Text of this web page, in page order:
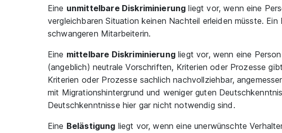
Eine unmittelbare Diskriminierung liegt vor, wenn eine
vergleichbaren Situation keinen Nachteil erleiden müsste.
schwangeren Mitarbeiterin.
Eine mittelbare Diskriminierungliegt vor, wenn eine
(angeblich) neutrale Vorschriften, Kriterien oder Prozesse
Kriterien oder Prozesse sachlich nachvollziehbar,
mit Migrationshintergrund und weniger guten
Deutschkenntnisse hier gar nicht notwendig sind.
Eine Belästigung liegt vor, wenn eine unerwünschte